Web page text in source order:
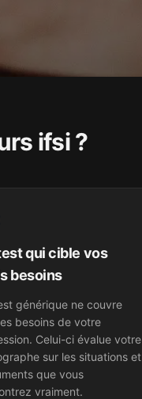
ifsi?
qui cible vos
besoins
générique ne couvre
besoins de votre
Celui-ci évalue votre
sur les situations et
que vous
vraiment.